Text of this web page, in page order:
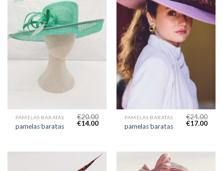
PAMELAS BARATAS
pamelas baratas
€20.00
€14.00
PAMELAS BARATAS
pamelas baratas
€24.00
€17.00